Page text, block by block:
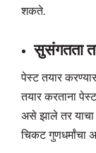
शकते.
सुसंगतता
पेस्ट तयार
तयार करताना
असे झाले तर
चिकट